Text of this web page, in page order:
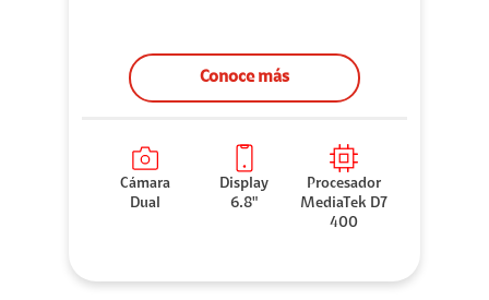
Conoce más
Cámara
Dual
Display
6.8"
Procesador
MediaTek D7
400